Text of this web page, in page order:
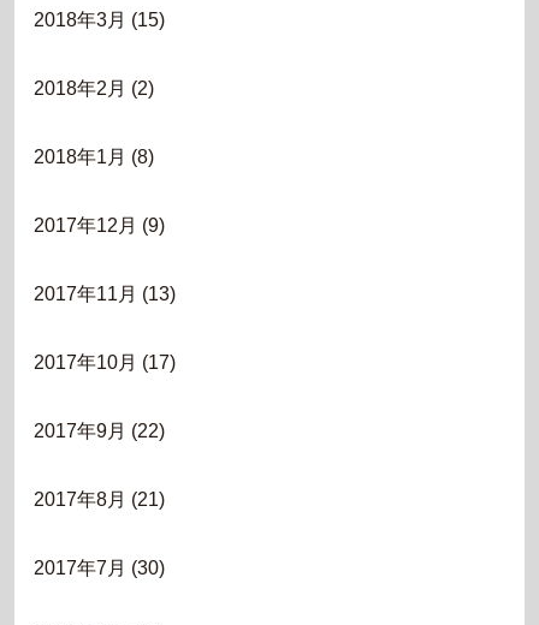
2018年3月 (15)
2018年2月 (2)
2018年1月 (8)
2017年12月 (9)
2017年11月 (13)
2017年10月 (17)
2017年9月 (22)
2017年8月 (21)
2017年7月 (30)